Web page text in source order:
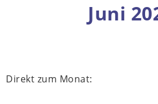
Juni
Direkt zum Monat: